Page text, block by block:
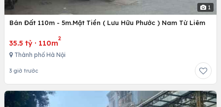
1
Bán Đất 110m - 5m.Mặt Tiền ( Lưu Hữu Phước ) Nam Từ Liêm
35.5 tỷ · 110m
2
Thành phố Hà Nội
3 giờ trước